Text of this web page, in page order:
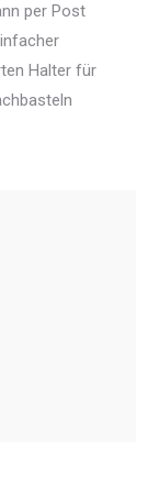
per Post
Halter für